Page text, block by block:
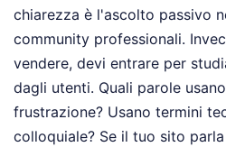
chiarezza è l'ascolto passivo
community professionali.
vendere, devi entrare per
dagli utenti. Quali parole
frustrazione? Usano termini
colloquiale? Se il tuo sito